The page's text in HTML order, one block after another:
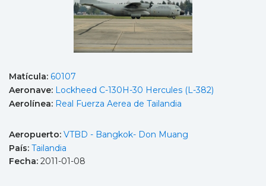
Matícula: 60107
Aeronave: Lockheed C-130H-30 Hercules (L-382)
Aerolínea: Real Fuerza Aerea de Tailandia
Aeropuerto: VTBD - Bangkok- Don Muang
País: Tailandia
Fecha: 2011-01-08